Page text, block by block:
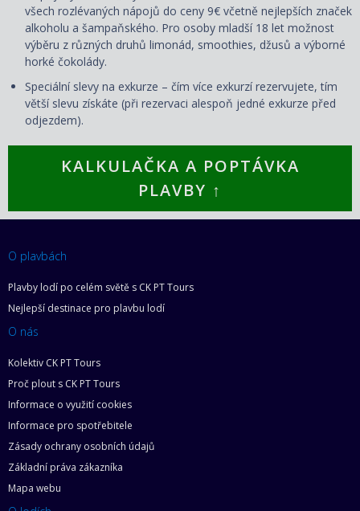
všech rozlévaných nápojů do ceny 9€ včetně nejlepších značek
alkoholu a šampaňského. Pro osoby mladší 18 let možnost
výběru z různých druhů limonád, smoothies, džusů a výborné
horké čokolády.
Speciální slevy na exkurze – čím více exkurzí rezervujete, tím
větší slevu získáte (při rezervaci alespoň jedné exkurze před
odjezdem).
KALKULAČKA A POPTÁVKA
PLAVBY ↑
O plavbách
Plavby lodí po celém světě s CK PT Tours
Nejlepší destinace pro plavbu lodí
O nás
Kolektiv CK PT Tours
Proč plout s CK PT Tours
Informace o využití cookies
Informace pro spotřebitele
Zásady ochrany osobních údajů
Základní práva zákazníka
Mapa webu